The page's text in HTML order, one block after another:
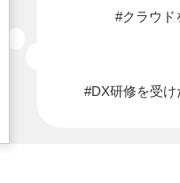
#クラウド
#DX研修を受